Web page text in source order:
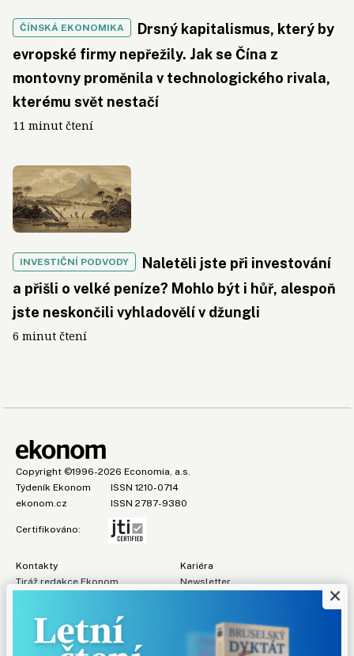
ČÍNSKÁ EKONOMIKA
Drsný kapitalismus, který by
evropské firmy nepřežily. Jak se Čína z
montovny proměnila v technologického rivala,
kterému svět nestačí
11 minut čtení
INVESTIČNÍ PODVODY
Naletěli jste při investování
a přišli o velké peníze? Mohlo být i hůř, alespoň
jste neskončili vyhladovělí v džungli
6 minut čtení
Copyright ©1996-2026 Economia, a.s.
Týdeník Ekonom
ISSN 1210-0714
ekonom.cz
ISSN 2787-9380
Certifikováno:
Kontakty
Tiráž redakce Ekonom
Kariéra
Newsletter
Prohlášení o cookies
Nastavení soukromí
Ochrana osobních údajů
×